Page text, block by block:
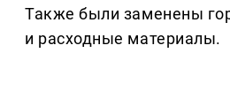
Также были заменены
и расходные материалы.